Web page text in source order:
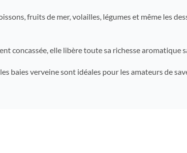
fruits de mer, volailles, légumes et même les
concassée, elle libère toute sa richesse aromatique
baies verveine sont idéales pour les amateurs de